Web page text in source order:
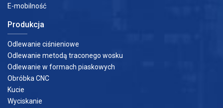
E-mobilność
Produkcja
Odlewanie ciśnieniowe
Odlewanie metodą traconego wosku
Odlewanie w formach piaskowych
Obróbka CNC
Kucie
Wyciskanie